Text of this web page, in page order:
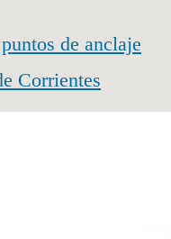
de anclaje
Corrientes